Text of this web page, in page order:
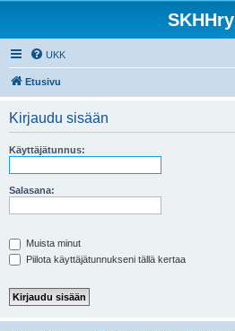
SKHHry
UKK
Etusivu
Kirjaudu sisään
Käyttäjätunnus:
Salasana:
Muista minut
Piilota käyttäjätunnukseni tällä kertaa